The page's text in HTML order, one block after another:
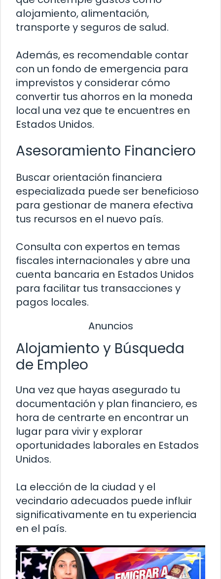
alojamiento, alimentación,
transporte y seguros de salud.
Además, es recomendable contar
con un fondo de emergencia para
imprevistos y considerar cómo
convertir tus ahorros en la moneda
local una vez que te encuentres en
Estados Unidos.
Asesoramiento Financiero
Buscar orientación financiera
especializada puede ser beneficioso
para gestionar de manera efectiva
tus recursos en el nuevo país.
Consulta con expertos en temas
fiscales internacionales y abre una
cuenta bancaria en Estados Unidos
para facilitar tus transacciones y
pagos locales.
Anuncios
Alojamiento y Búsqueda
de Empleo
Una vez que hayas asegurado tu
documentación y plan financiero, es
hora de centrarte en encontrar un
lugar para vivir y explorar
oportunidades laborales en Estados
Unidos.
La elección de la ciudad y el
vecindario adecuados puede influir
significativamente en tu experiencia
en el país.